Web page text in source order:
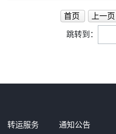
e.netcosme.net是日本最大
提供以真实评价为基础的化
与答等有趣有益的资讯。旗
容化妆品排行榜之一。
味最淡的权威排行榜。
家都有所了解，简单说就是
草后该去哪里买买买最好呢
决这个买买买问题的地方
pping 官方商城啦！@cosme
首页 上一页
跳转到：
转运服务 通知公告